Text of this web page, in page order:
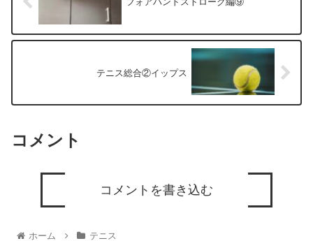
テニス総合②イップス
コメント
コメントを書き込む
ホーム テニス